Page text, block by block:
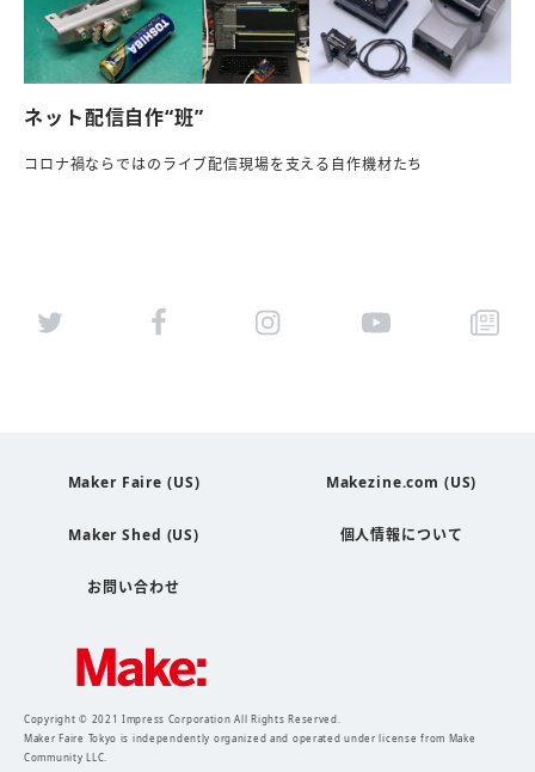
ネット配信自作“班”
コロナ禍ならではのライブ配信現場を支える自作機材たち
Maker Faire (US) Makezine.com (US)
Maker Shed (US) 個人情報について
お問い合わせ
Copyright © 2021 Impress Corporation All Rights Reserved.
Maker Faire Tokyo is independently organized and operated under license from Make
Community LLC.